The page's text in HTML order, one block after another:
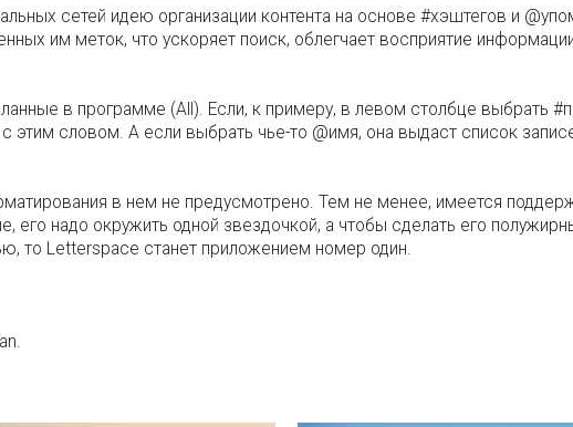
сетей идею организации контента на основе #хэштегов и
им меток, что ускоряет поиск, облегчает восприятие
в программе (All). Если, к примеру, в левом столбце выбрать
этим словом. А если выбрать чье-то @имя, она выдаст список
в нем не предусмотрено. Тем не менее, имеется
его надо окружить одной звездочкой, а чтобы сделать его
то Letterspace станет приложением номер один.